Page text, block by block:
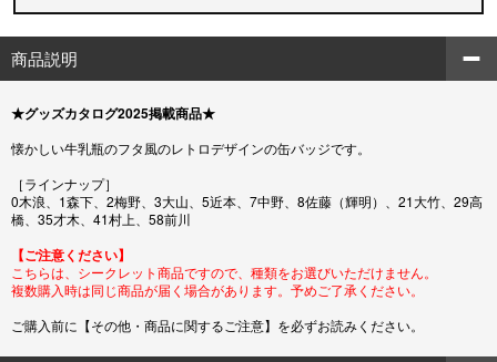
商品説明
★グッズカタログ2025掲載商品★
懐かしい牛乳瓶のフタ風のレトロデザインの缶バッジです。
［ラインナップ］
0木浪、1森下、2梅野、3大山、5近本、7中野、8佐藤（輝明）、21大竹、29高
橋、35才木、41村上、58前川
【ご注意ください】
こちらは、シークレット商品ですので、種類をお選びいただけません。
複数購入時は同じ商品が届く場合があります。予めご了承ください。
ご購入前に【その他・商品に関するご注意】を必ずお読みください。